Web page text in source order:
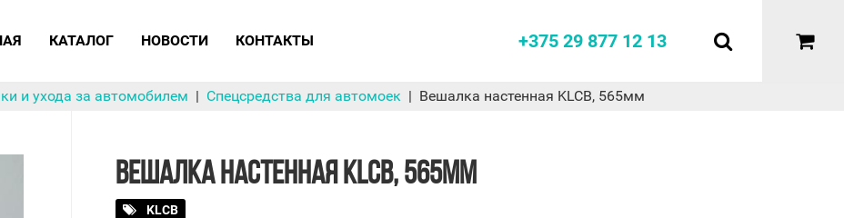
КАТАЛОГ НОВОСТИ КОНТАКТЫ +375 29 877 12 13
и ухода за автомобилем Спецсредства для автомоек Вешалка настенная KLCB, 565мм
ВЕШАЛКА НАСТЕННАЯ KLCB, 565ММ
KLCB